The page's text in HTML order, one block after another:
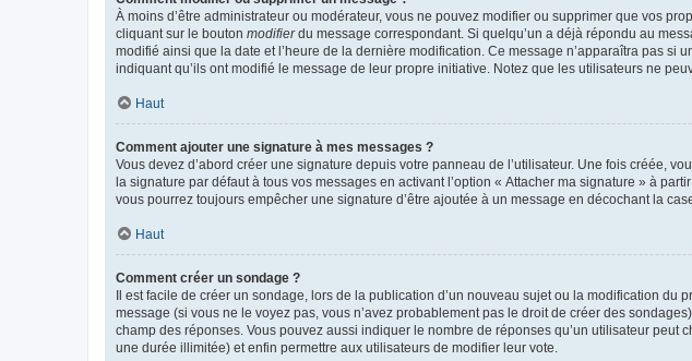
À moins d’être administrateur ou modérateur, vous ne pouvez modifier ou supprimer que vos
cliquant sur le bouton modifierdu message correspondant. Si quelqu’un a déjà répondu au
modifié ainsi que la date et l’heure de la dernière modification. Ce message n’apparaîtra pas
indiquant qu’ils ont modifié le message de leur propre initiative. Notez que les utilisateurs ne
Haut
Comment ajouter une signature à mes messages ?
Vous devez d’abord créer une signature depuis votre panneau de l’utilisateur. Une fois créée,
la signature par défaut à tous vos messages en activant l’option « Attacher ma signature » à
vous pourrez toujours empêcher une signature d’être ajoutée à un message en décochant la
Haut
Comment créer un sondage ?
Il est facile de créer un sondage, lors de la publication d’un nouveau sujet ou la modification du
message (si vous ne le voyez pas, vous n’avez probablement pas le droit de créer des
champ des réponses. Vous pouvez aussi indiquer le nombre de réponses qu’un utilisateur
une durée illimitée) et enfin permettre aux utilisateurs de modifier leur vote.